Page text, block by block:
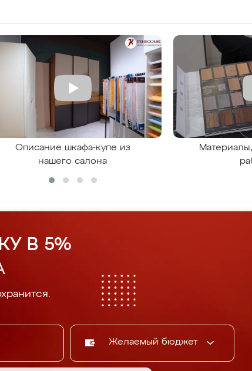
Описание шкафа-купе из
нашего салона
В 5%
Желаемый бюджет